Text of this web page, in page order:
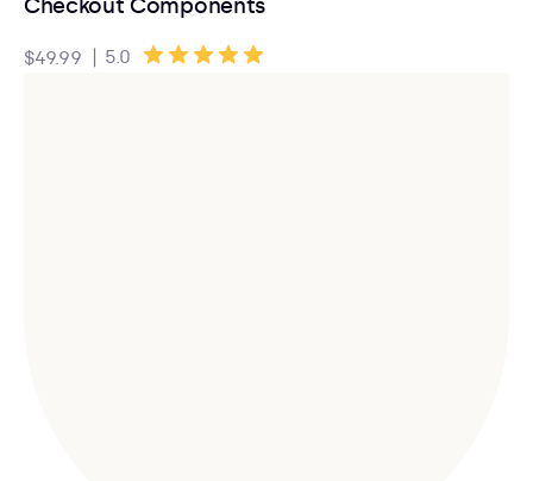
Checkout Components
$49.99 | 5.0